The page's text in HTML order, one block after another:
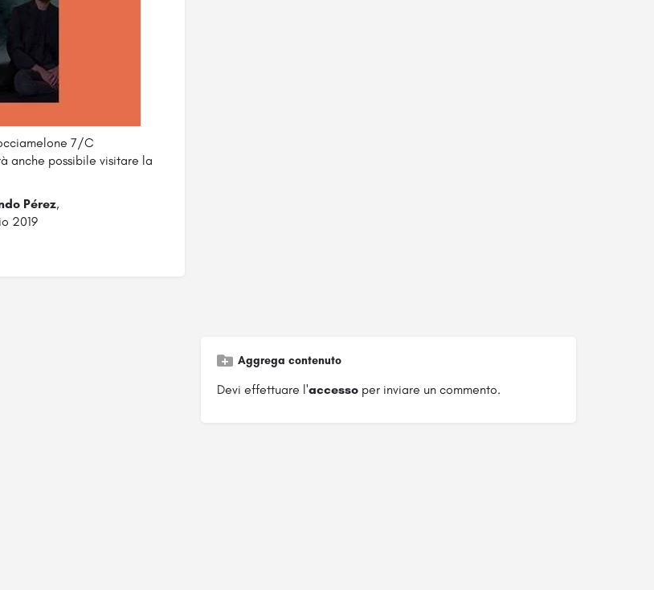
7/C
anche possibile visitare la
Pérez,
2019
Aggrega contenuto
Devi effettuare l'accessoper inviare un commento.